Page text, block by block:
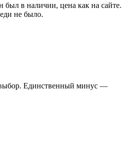
был в наличии, цена как на сайте.
не было.
Единственный минус —